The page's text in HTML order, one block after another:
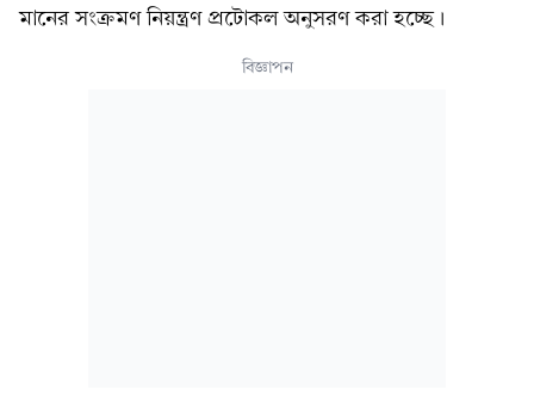
মানের সংক্রমণ নিয়ন্ত্রণ প্রটোকল অনুসরণ করা হচ্ছে।
বিজ্ঞাপন